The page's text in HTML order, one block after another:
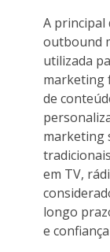
A principal
outbound
utilizada
marketing
de
marketing
em TV,
longo
e